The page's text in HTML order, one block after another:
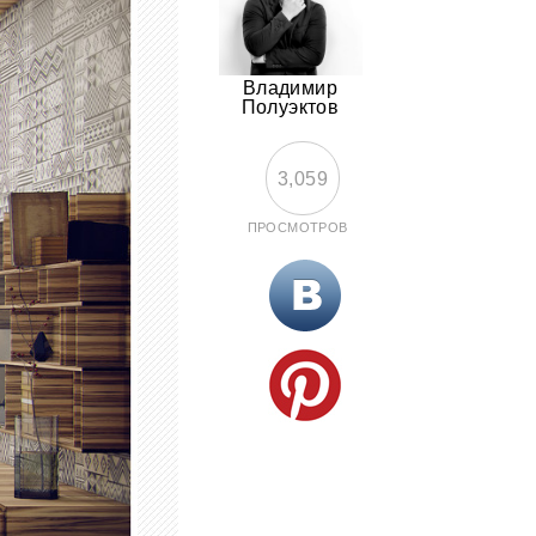
Владимир
Полуэктов
3,059
ПРОСМОТРОВ